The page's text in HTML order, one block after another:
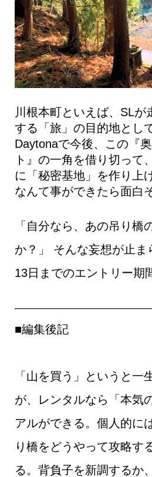
川根本町といえば、SLが
する「旅」の目的地とし
Daytonaで今後、この『
ト』の一角を借り切って
に「秘密基地」を作り
なんて事ができたら面白
「自分なら、あの吊り橋
か？」 そんな妄想が止ま
13日までのエントリー期
■編集後記
「山を買う」というと一
が、レンタルなら「本気
アルができる。個人的に
り橋をどうやって攻略す
る。背負子を新調するか